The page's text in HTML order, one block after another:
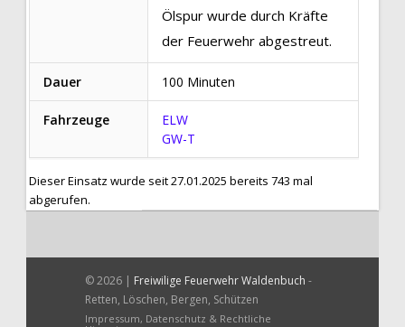
Ölspur wurde durch Kräfte
der Feuerwehr abgestreut.
Dauer 100 Minuten
Fahrzeuge
ELW
GW-T
Dieser Einsatz wurde seit 27.01.2025 bereits 743 mal
abgerufen.
© 2026 | Freiwilige Feuerwehr Waldenbuch -
Retten, Löschen, Bergen, Schützen
Impressum, Datenschutz & Rechtliche